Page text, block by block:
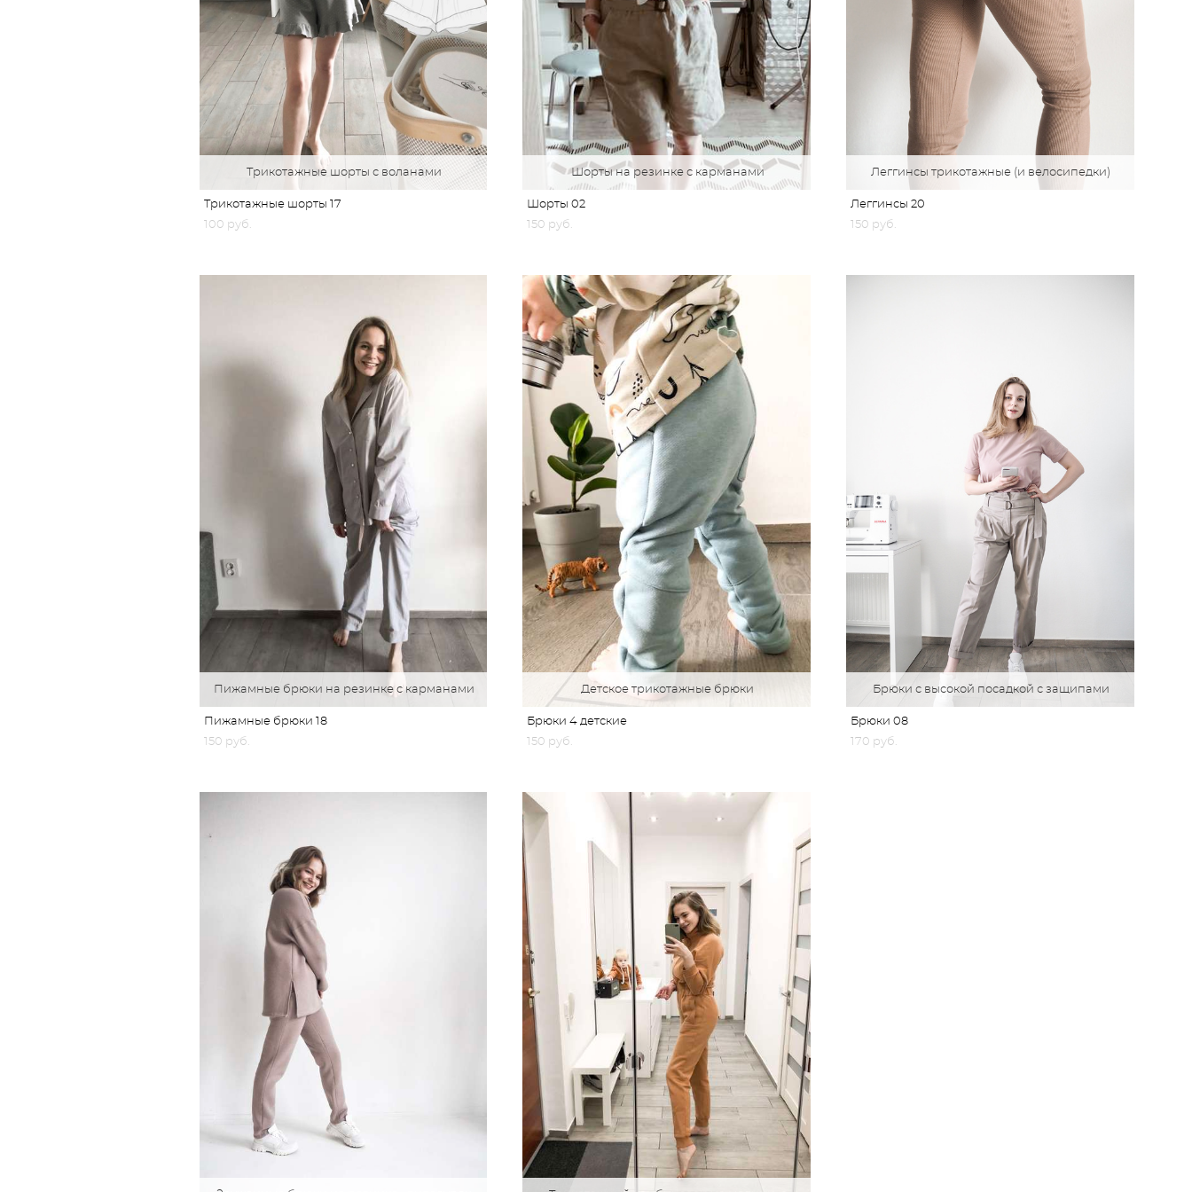
Трикотажные шорты с воланами
Трикотажные шорты 17
100 pуб.
Шорты на резинке с карманами
Шорты 02
150 pуб.
Леггинсы трикотажные (и велосипедки)
Леггинсы 20
150 pуб.
Пижамные брюки на резинке с карманами
Пижамные брюки 18
150 pуб.
Детское трикотажные брюки
Брюки 4 детские
150 pуб.
Брюки с высокой посадкой с защипами
Брюки 08
170 pуб.